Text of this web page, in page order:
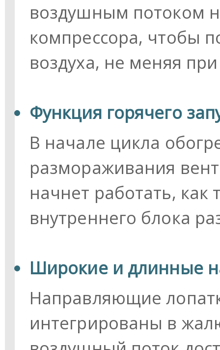
воздушным потоком
компрессора, чтобы
воздуха, не меняя
Функция горячего
В начале цикла
размораживания
начнет работать,
внутреннего блока
Широкие и длинные
Направляющие
интегрированы в